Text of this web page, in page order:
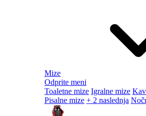
Mize
Odprite meni
Toaletne mize Igralne mize
Pisalne mize + 2 naslednja